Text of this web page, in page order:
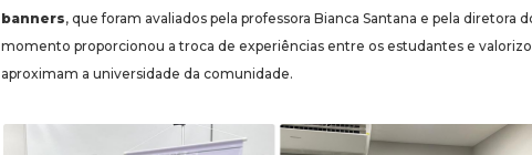
banners, que foram avaliados pela professora Bianca Santana e pela diretora
momento proporcionou a troca de experiências entre os estudantes e
aproximam a universidade da comunidade.